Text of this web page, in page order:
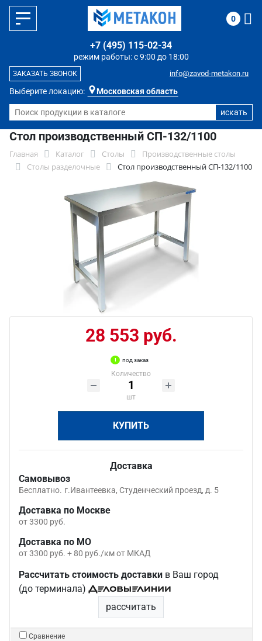
Выберите локацию: Московская область
режим работы: с 9:00 до 18:00
+7 (495) 115-02-34
info@zavod-metakon.ru
ЗАКАЗАТЬ ЗВОНОК
0
Стол производственный СП-132/1100
Главная Каталог Столы
Производственные столы
Столы разделочные
Стол производственный СП-132/1100
28 553 руб.
под заказ
Количество
шт
КУПИТЬ
Доставка
Самовывоз
Бесплатно. г.Ивантеевка, Студенческий проезд, д. 5
Доставка по Москве
от 3300 руб.
Доставка по МО
от 3300 руб. + 80 руб./км от МКАД
Рассчитать стоимость доставки в Ваш город
(до терминала)
рассчитать
Сравнение